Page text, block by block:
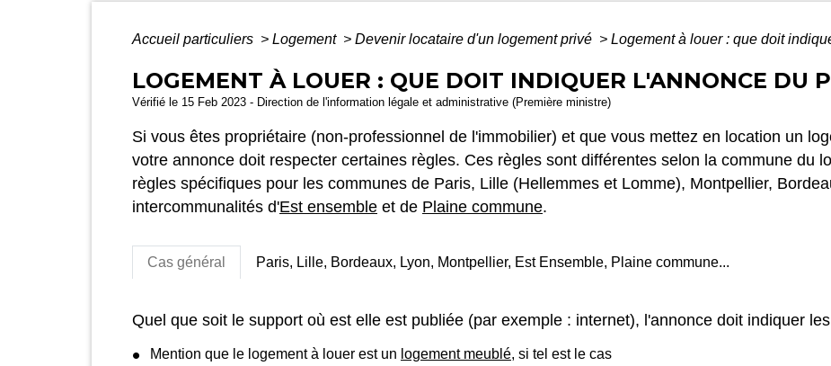
Accueil particuliers > Logement > Devenir locataire d'un logement privé > Logement à louer : que doit
LOGEMENT À LOUER : QUE DOIT INDIQUER L'ANNONCE DU
Vérifié le 15 Feb 2023 - Direction de l'information légale et administrative (Première ministre)
Si vous êtes propriétaire (non-professionnel de l'immobilier) et que vous mettez en location un
votre annonce doit respecter certaines règles. Ces règles sont différentes selon la commune du
règles spécifiques pour les communes de Paris, Lille (Hellemmes et Lomme), Montpellier,
intercommunalités d'Est ensemble et de Plaine commune.
Cas général Paris, Lille, Bordeaux, Lyon, Montpellier, Est Ensemble, Plaine commune...
Quel que soit le support où est elle est publiée (par exemple : internet), l'annonce doit indiquer
Mention que le logement à louer est un logement meublé, si tel est le cas